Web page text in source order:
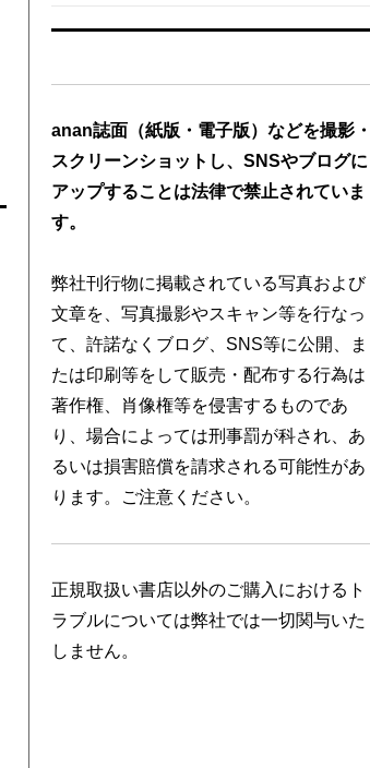
anan誌面（紙版・電子版）などを撮影・
スクリーンショットし、SNSやブログに
アップすることは法律で禁止されていま
す。
弊社刊行物に掲載されている写真および
文章を、写真撮影やスキャン等を行なっ
て、許諾なくブログ、SNS等に公開、ま
たは印刷等をして販売・配布する行為は
著作権、肖像権等を侵害するものであ
り、場合によっては刑事罰が科され、あ
るいは損害賠償を請求される可能性があ
ります。ご注意ください。
正規取扱い書店以外のご購入におけるト
ラブルについては弊社では一切関与いた
しません。